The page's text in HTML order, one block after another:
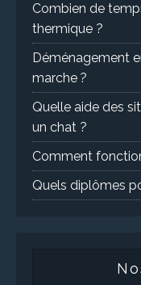
Combien de
thermique ?
Déménagement
marche ?
Quelle aide des
un chat ?
Comment
Quels diplômes